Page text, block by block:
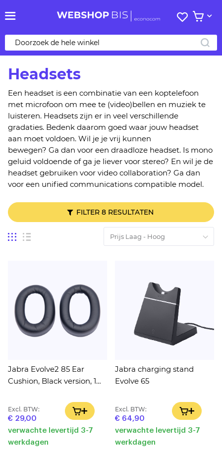
Mijn
Bekijk
Headsets
Een headset is een combinatie van een koptelefoon
met microfoon om mee te (video)bellen en muziek te
luisteren. Headsets zijn er in veel verschillende
gradaties. Bedenk daarom goed waar jouw headset
aan moet voldoen. Wil je je vrij kunnen
bewegen? Ga dan voor een draadloze headset. Is mono
geluid voldoende of ga je liever voor stereo? En wil je de
headset gebruiken voor video collaboration? Ga dan
voor een unified communications compatible model.
FILTER 8 RESULTATEN
Tonen
Foto-
tabel
Lijst
Jabra Evolve2 85 Ear
Cushion, Black version, 1
Excl. BTW:
€ 29,00
IN WINKELWAGEN
verwachte levertijd 3-7
werkdagen
Jabra charging stand
Evolve 65
Excl. BTW:
€ 64,90
IN
verwachte levertijd 3-7
werkdagen